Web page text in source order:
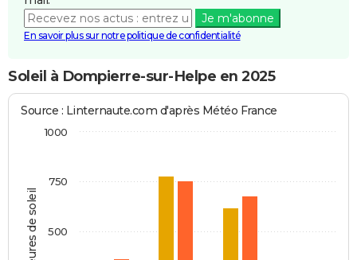
Je m'abonne
En savoir plus sur notre politique de confidentialité
Soleil à Dompierre-sur-Helpe en 2025
Heures de soleil
Source : Linternaute.com d'après Météo France
1000
500
750